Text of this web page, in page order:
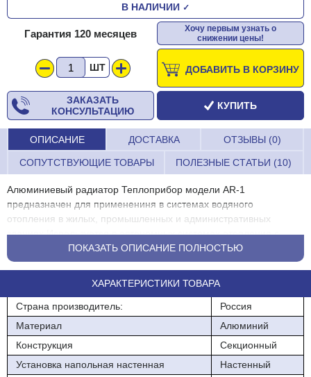
В НАЛИЧИИ ✓
Гарантия 120 месяцев
Хочу первым узнать о
снижении цены!
ШТ ДОБАВИТЬ В КОРЗИНУ
ЗАКАЗАТЬ
КОНСУЛЬТАЦИЮ
КУПИТЬ
ОПИСАНИЕ ДОСТАВКА ОТЗЫВЫ (0)
СОПУТСТВУЮЩИЕ ТОВАРЫ ПОЛЕЗНЫЕ СТАТЬИ (10)
Алюминиевый радиатор Теплоприбор модели AR-1
предназначен для применениня в системах водяного
отопления в жилых, промышленных и административных
зданиях.Используется в автономных системах отопления с
применением однотрубных, ввухтрубных и лучевых
системах.Высокая теплоотдача радиатора позволяет
отличает данный радиатор от большинства конкурентов.
ПОКАЗАТЬ ОПИСАНИЕ ПОЛНОСТЬЮ
ХАРАКТЕРИСТИКИ ТОВАРА
Страна производитель:
Россия
Материал
Алюминий
Конструкция
Секционный
Установка напольная настенная
Настенный